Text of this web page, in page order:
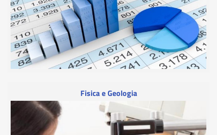
Fisica e Geologia